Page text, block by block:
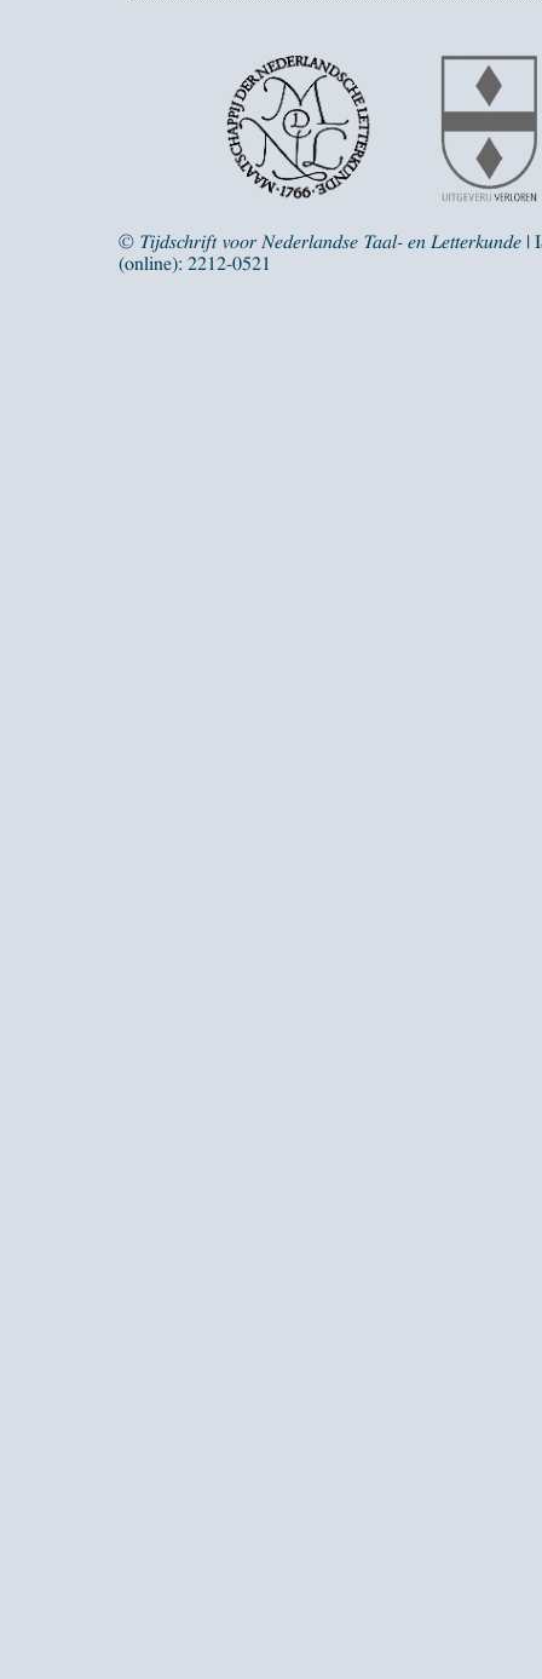
© Tijdschrift voor Nederlandse Taal- en Letterkunde |
(online): 2212-0521